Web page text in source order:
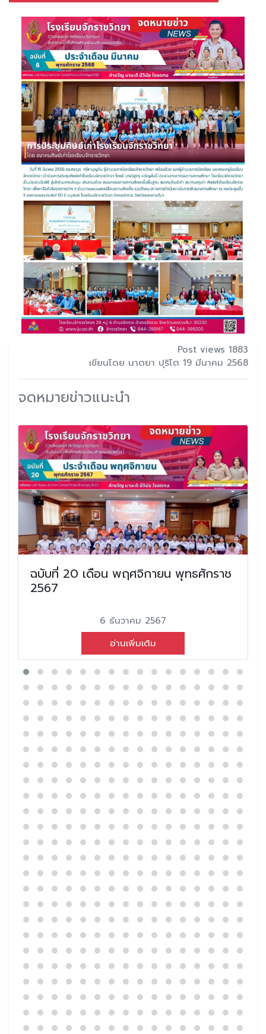
Post views 1883
เขียนโดย นาตยา ปุริโต 19 มีนาคม 2568
จดหมายข่าวแนะนำ
ฉบับที่ 20 เดือน พฤศจิกายน พุทธศักราช
2567
6 ธันวาคม 2567
อ่านเพิ่มเติม